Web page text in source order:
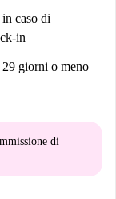
in caso di
in
giorni o meno
di